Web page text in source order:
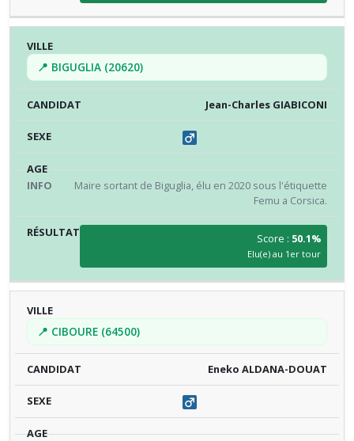
📍 BIGUGLIA (20620)
Jean-Charles GIABICONI
Maire sortant de Biguglia, élu en 2020 sous l'étiquette
Femu a Corsica.
Score : 50.1%
Elu(e) au 1er tour
📍 CIBOURE (64500)
Eneko ALDANA-DOUAT